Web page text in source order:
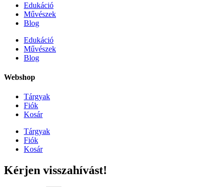
Edukáció
Művészek
Blog
Edukáció
Művészek
Blog
Webshop
Tárgyak
Fiók
Kosár
Tárgyak
Fiók
Kosár
Kérjen visszahívást!